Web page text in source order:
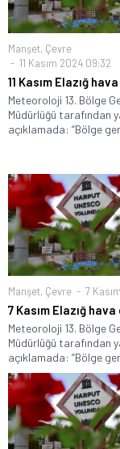
Manşet, Çevre
11 Kasım 2024 09:32
11 Kasım Elazığ
Meteoroloji 13. Bölge
Müdürlüğü tarafından
açıklamada: “Bölge
Manşet, Çevre 7
7 Kasım Elazığ
Meteoroloji 13. Bölge
Müdürlüğü tarafından
açıklamada: “Bölge